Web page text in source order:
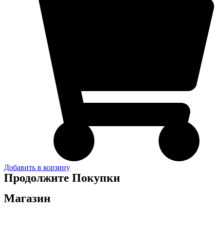
Добавить в корзину
Продолжите Покупки
Магазин